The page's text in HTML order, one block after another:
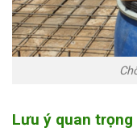
Lưu ý quan